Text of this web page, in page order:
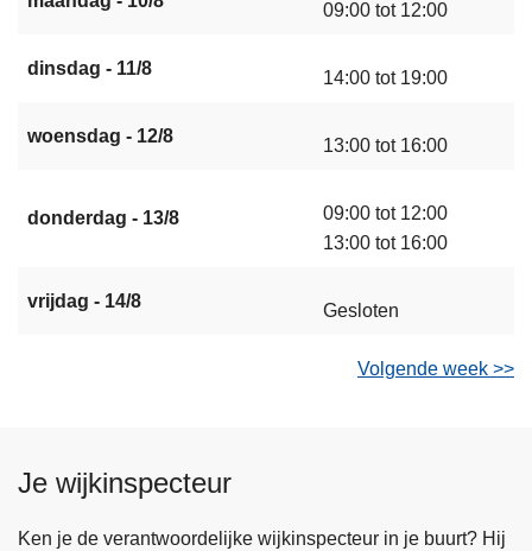
09:00 tot 12:00
dinsdag - 11/8 14:00 tot 19:00
woensdag - 12/8 13:00 tot 16:00
donderdag - 13/8
09:00 tot 12:00
13:00 tot 16:00
vrijdag - 14/8 Gesloten
Volgende week >>
Je wijkinspecteur
Ken je de verantwoordelijke wijkinspecteur in je buurt? Hij